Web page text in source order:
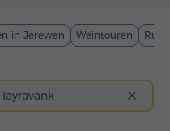
in Jerewan Weintouren